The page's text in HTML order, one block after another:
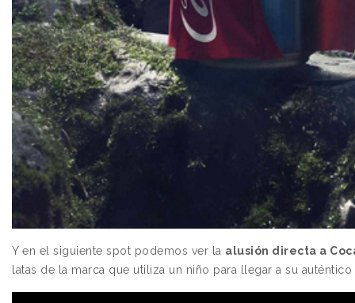
Y en el siguiente spot podemos ver la alusión directa a
latas de la marca que utiliza un niño para llegar a su